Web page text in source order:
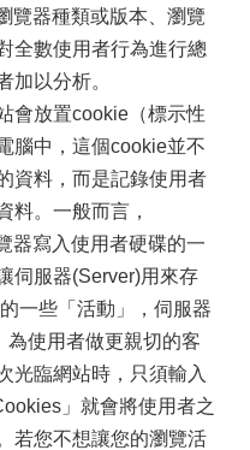
覽器種類或版本、瀏覽
全數使用者行為進行總
加以分析。
會放置cookie（標示性
腦中，這個cookie並不
資料，而是記錄使用者
料。一般而言，
器寫入使用者硬碟的一
伺服器(Server)用來存
一些「活動」，伺服器
使用者做更親切的客
光臨網站時，只須輸入
」就會將使用者之
若您不想讓您的瀏覽活